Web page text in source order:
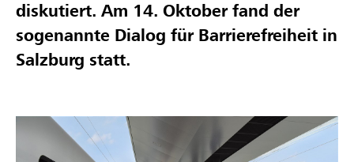
diskutiert. Am 14. Oktober fand der
sogenannte Dialog für Barrierefreiheit in
Salzburg statt.